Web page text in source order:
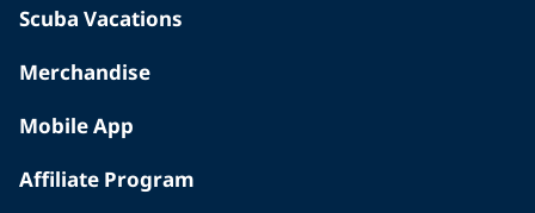
Scuba Vacations
Merchandise
Mobile App
Affiliate Program